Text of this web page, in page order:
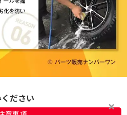
ださい